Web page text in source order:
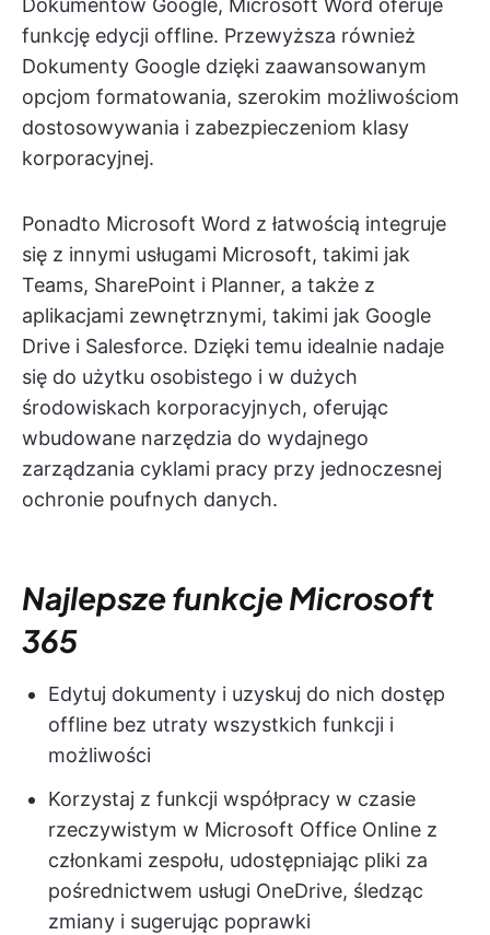
Dokumentów Google, Microsoft Word oferuje
funkcję edycji offline. Przewyższa również
Dokumenty Google dzięki zaawansowanym
opcjom formatowania, szerokim możliwościom
dostosowywania i zabezpieczeniom klasy
korporacyjnej.
Ponadto Microsoft Word z łatwością integruje
się z innymi usługami Microsoft, takimi jak
Teams, SharePoint i Planner, a także z
aplikacjami zewnętrznymi, takimi jak Google
Drive i Salesforce. Dzięki temu idealnie nadaje
się do użytku osobistego i w dużych
środowiskach korporacyjnych, oferując
wbudowane narzędzia do wydajnego
zarządzania cyklami pracy przy jednoczesnej
ochronie poufnych danych.
Najlepsze funkcje Microsoft
365
Edytuj dokumenty i uzyskuj do nich dostęp
offline bez utraty wszystkich funkcji i
możliwości
Korzystaj z funkcji współpracy w czasie
rzeczywistym w Microsoft Office Online z
członkami zespołu, udostępniając pliki za
pośrednictwem usługi OneDrive, śledząc
zmiany i sugerując poprawki